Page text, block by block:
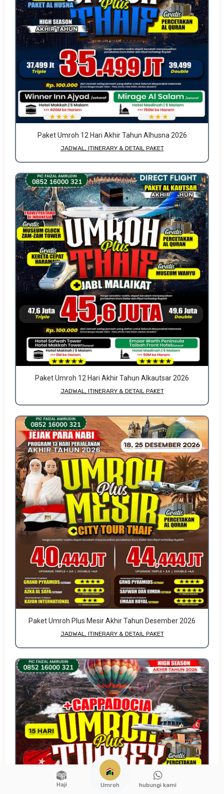
Paket Umroh 12 Hari Akhir Tahun Alhusna 2026
JADWAL, ITINERARY & DETAIL PAKET
Paket Umroh 12 Hari Akhir Tahun Alkautsar 2026
JADWAL, ITINERARY & DETAIL PAKET
Paket Umroh Plus Mesir Akhir Tahun Desember 2026
JADWAL, ITINERARY & DETAIL PAKET
Haji Umroh hubungi kami